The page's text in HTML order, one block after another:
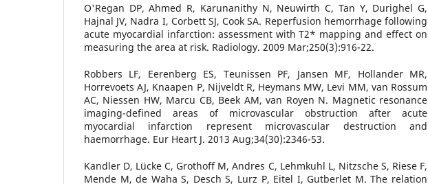
O'Regan DP, Ahmed R, Karunanithy N, Neuwirth C, Tan Y, Durighel G,
Hajnal JV, Nadra I, Corbett SJ, Cook SA. Reperfusion hemorrhage following
acute myocardial infarction: assessment with T2* mapping and effect on
measuring the area at risk. Radiology. 2009 Mar;250(3):916-22.
Robbers LF, Eerenberg ES, Teunissen PF, Jansen MF, Hollander MR,
Horrevoets AJ, Knaapen P, Nijveldt R, Heymans MW, Levi MM, van Rossum
AC, Niessen HW, Marcu CB, Beek AM, van Royen N. Magnetic resonance
imaging-defined areas of microvascular obstruction after acute
myocardial infarction represent microvascular destruction and
haemorrhage. Eur Heart J. 2013 Aug;34(30):2346-53.
Kandler D, Lücke C, Grothoff M, Andres C, Lehmkuhl L, Nitzsche S, Riese F,
Mende M, de Waha S, Desch S, Lurz P, Eitel I, Gutberlet M. The relation